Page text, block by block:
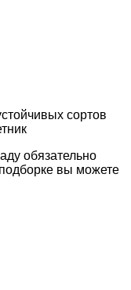
сортов
обязательно
вы можете